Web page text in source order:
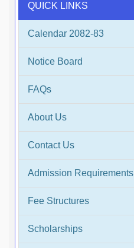
QUICK LINKS
Calendar 2082-83
Notice Board
FAQs
About Us
Contact Us
Admission Requirements
Fee Structures
Scholarships